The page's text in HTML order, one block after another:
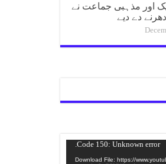
اور مذہبی جماعت نے
Code 150: Unknown error.
Download File: https://